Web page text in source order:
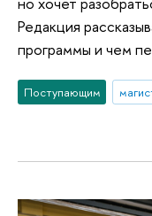
Редакция
программы и чем
Поступающим